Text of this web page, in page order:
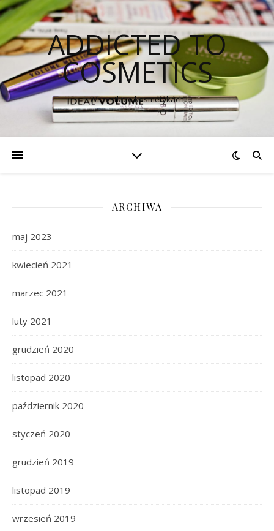
ADDICTED TO
COSMETICS
Wszystko o kosmetykach
ARCHIWA
maj 2023
kwiecień 2021
marzec 2021
luty 2021
grudzień 2020
listopad 2020
październik 2020
styczeń 2020
grudzień 2019
listopad 2019
wrzesień 2019